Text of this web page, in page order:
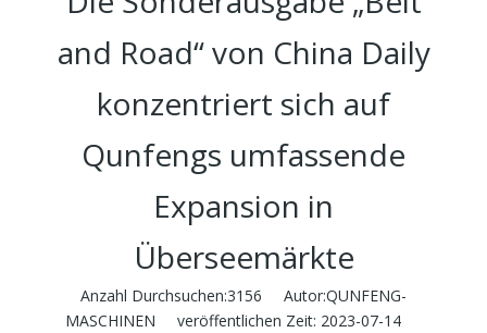
and Road“ von China Daily
konzentriert sich auf
Qunfengs umfassende
Expansion in
Überseemärkte
Anzahl Durchsuchen:3156 Autor:QUNFENG-
MASCHINEN veröffentlichen Zeit: 2023-07-14